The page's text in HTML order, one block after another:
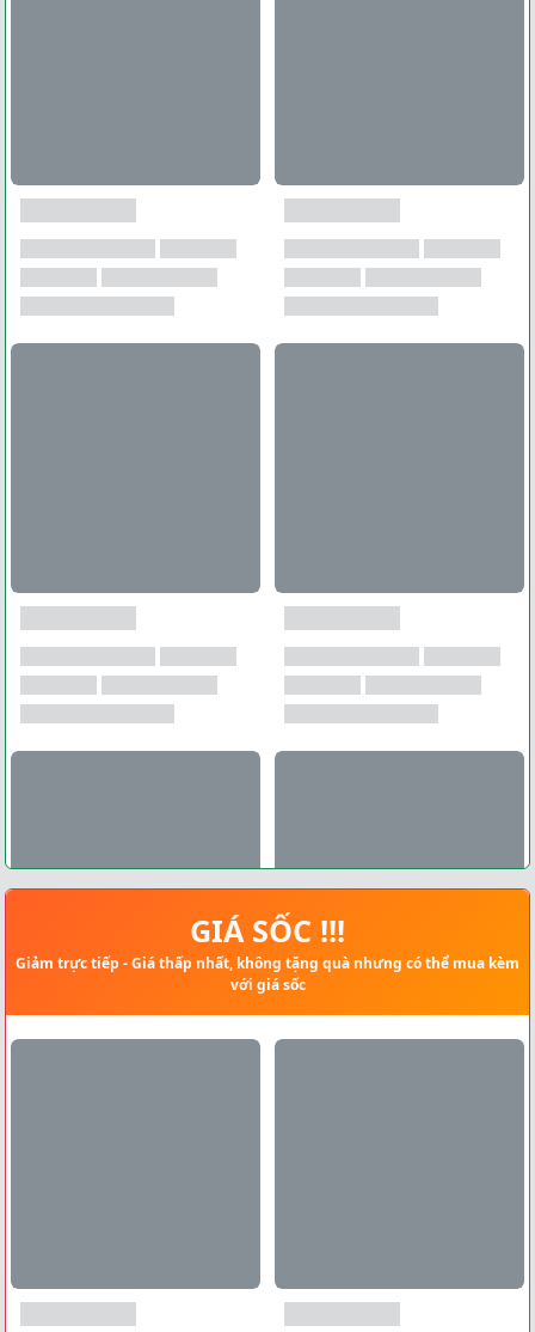
GIÁ SỐC !!!
Giảm trực tiếp - Giá thấp nhất, không tặng quà nhưng có thể mua kèm
với giá sốc